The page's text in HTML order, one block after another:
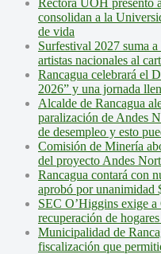
Rectora UOH presentó
consolidan a la
de vida
Surfestival 2027 suma
artistas nacionales al
Rancagua celebrará el
2026” y una jornada
Alcalde de Rancagua
paralización de Andes
de desempleo y esto
Comisión de Minería
del proyecto Andes
Rancagua contará con
aprobó por unanimidad
SEC O’Higgins exige
recuperación de
Municipalidad de
fiscalización que